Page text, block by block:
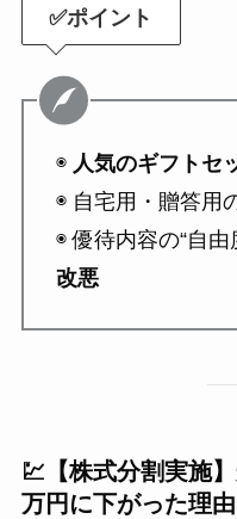
✅ポイント
◉ 人気のギフトセ
◉ 自宅用・贈答用
◉ 優待内容の“自由
改悪
💹【株式分割実施
万円に下がった理由